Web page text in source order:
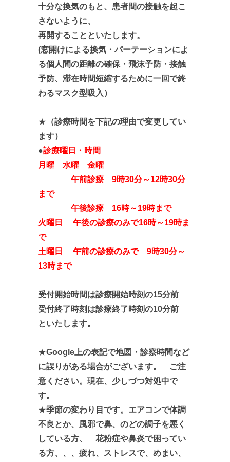
十分な換気のもと、患者間の接触を起こ
さないように、
再開することといたします。
(窓開けによる換気・パーテーションによ
る個人間の距離の確保・飛沫予防 ・接触
予防、滞在時間短縮するために一回で終
わるマスク型吸入 ）
★ （診療時間を下記の理由で変更してい
ます）
●診療曜日・時間
月曜 水曜 金曜
午前診療 9時30分～12時30分
まで
午後診療 16時～19時まで
火曜日 午後の診療のみで16時～19時ま
で
土曜日 午前の診療のみで 9時30分～
13時まで
受付開始時間は診療開始時刻の15分前
受付終了時刻は診療終了時刻の10分前
といたします。
★Google上の表記で地図・診察時間など
に誤りがある場合がございます。 ご注
意ください。現在、少しづつ対処中で
す。
★季節の変わり目です。エアコンで体調
不良とか、風邪で鼻、 のどの調子を悪く
している方、 花粉症や鼻炎で困ってい
る方、、、疲れ、ストレスで、めまい、